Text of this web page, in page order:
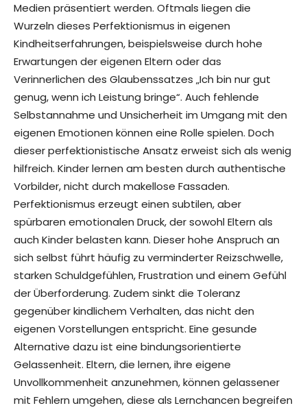
Medien präsentiert werden. Oftmals liegen die
Wurzeln dieses Perfektionismus in eigenen
Kindheitserfahrungen, beispielsweise durch hohe
Erwartungen der eigenen Eltern oder das
Verinnerlichen des Glaubenssatzes „Ich bin nur gut
genug, wenn ich Leistung bringe“. Auch fehlende
Selbstannahme und Unsicherheit im Umgang mit den
eigenen Emotionen können eine Rolle spielen. Doch
dieser perfektionistische Ansatz erweist sich als wenig
hilfreich. Kinder lernen am besten durch authentische
Vorbilder, nicht durch makellose Fassaden.
Perfektionismus erzeugt einen subtilen, aber
spürbaren emotionalen Druck, der sowohl Eltern als
auch Kinder belasten kann. Dieser hohe Anspruch an
sich selbst führt häufig zu verminderter Reizschwelle,
starken Schuldgefühlen, Frustration und einem Gefühl
der Überforderung. Zudem sinkt die Toleranz
gegenüber kindlichem Verhalten, das nicht den
eigenen Vorstellungen entspricht. Eine gesunde
Alternative dazu ist eine bindungsorientierte
Gelassenheit. Eltern, die lernen, ihre eigene
Unvollkommenheit anzunehmen, können gelassener
mit Fehlern umgehen, diese als Lernchancen begreifen